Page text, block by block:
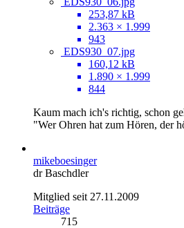
253,87 kB
2.363 × 1.999
943
EDS930_07.jpg
160,12 kB
1.890 × 1.999
844
Kaum mach ich's richtig, schon
"Wer Ohren hat zum Hören, der
mikeboesinger
dr Baschdler
Mitglied seit 27.11.2009
Beiträge
715